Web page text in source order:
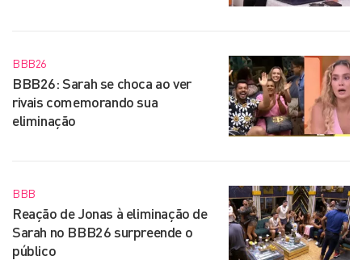
BBB26
BBB26: Sarah se choca ao ver
rivais comemorando sua
eliminação
BBB
Reação de Jonas à eliminação de
Sarah no BBB26 surpreende o
público